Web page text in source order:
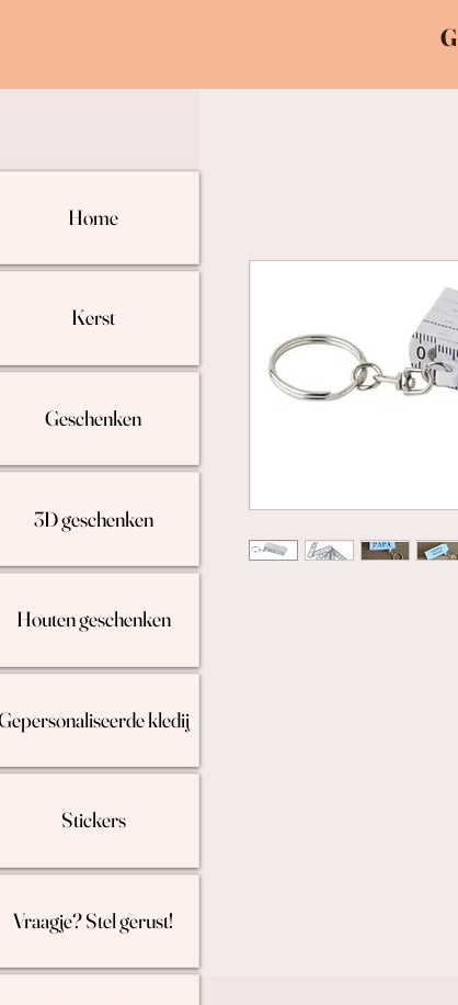
Home
Kerst
Geschenken
3D geschenken
Houten geschenken
kledij
Stickers
Vraagje? Stel gerust!